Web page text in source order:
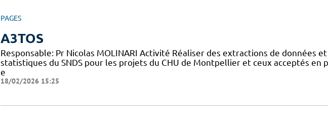
PAGES
A3TOS
Responsable: Pr Nicolas MOLINARI Activité Réaliser des extractions de données et
statistiques du SNDS pour les projets du CHU de Montpellier et ceux acceptés en
e
18/02/2026 15:25